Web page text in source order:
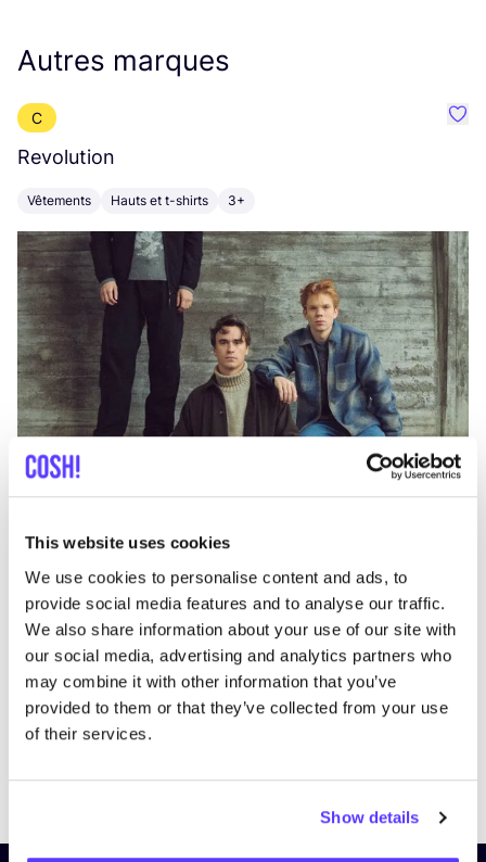
This website uses cookies
We use cookies to personalise content and ads, to
provide social media features and to analyse our traffic.
We also share information about your use of our site with
our social media, advertising and analytics partners who
may combine it with other information that you’ve
provided to them or that they’ve collected from your use
of their services.
Show details
Autres marques
C
Revolution
Vêtements Hauts et t-shirts 3+